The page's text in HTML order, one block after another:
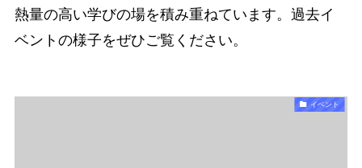
熱量の高い学びの場を積み重ねています。過去イ
ベントの様子をぜひご覧ください。
イベント